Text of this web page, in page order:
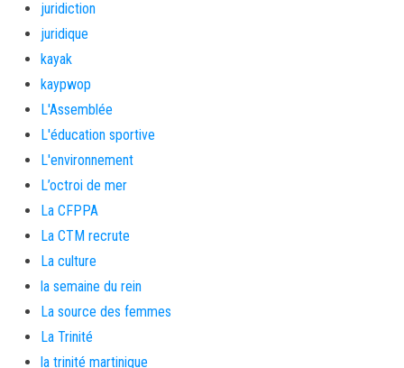
juridiction
juridique
kayak
kaypwop
L'Assemblée
L'éducation sportive
L'environnement
L’octroi de mer
La CFPPA
La CTM recrute
La culture
la semaine du rein
La source des femmes
La Trinité
la trinité martinique